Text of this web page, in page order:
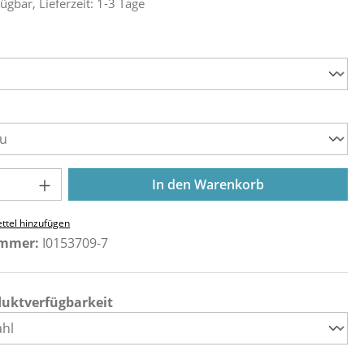
Anzahl: Gib den gewünschten Wert
In den Warenkorb
hinzufügen
I0153709-7